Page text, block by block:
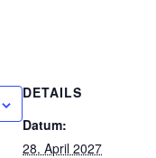
DETAILS
Datum:
28. April 2027